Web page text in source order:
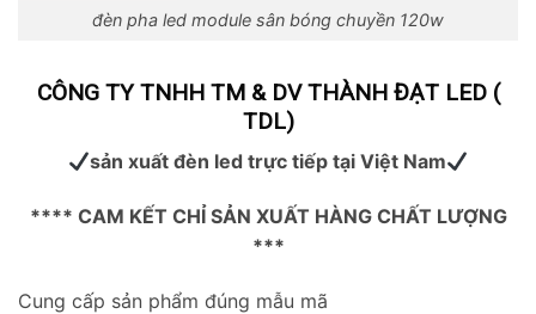
đèn pha led module sân bóng chuyền 120w
CÔNG TY TNHH TM & DV THÀNH ĐẠT LED (
TDL)
sản xuất đèn led trực tiếp tại Việt Nam
**** CAM KẾT CHỈ SẢN XUẤT HÀNG CHẤT LƯỢNG
***
Cung cấp sản phẩm đúng mẫu mã